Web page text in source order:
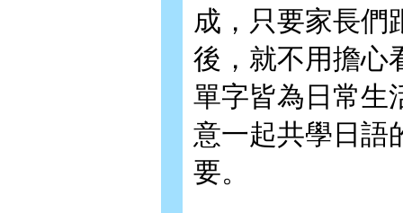
成，只要家長們
後，就不用擔心
單字皆為日常生
意一起共學日語
要。